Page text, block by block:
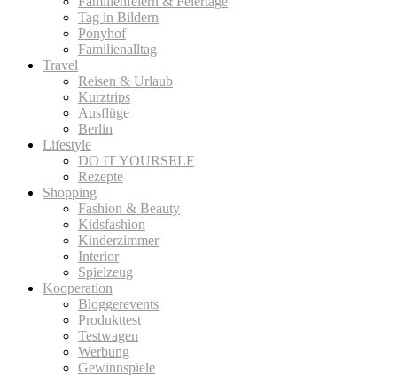
Tag in Bildern
Ponyhof
Familienalltag
Travel
Reisen & Urlaub
Kurztrips
Ausflüge
Berlin
Lifestyle
DO IT YOURSELF
Rezepte
Shopping
Fashion & Beauty
Kidsfashion
Kinderzimmer
Interior
Spielzeug
Kooperation
Bloggerevents
Produkttest
Testwagen
Werbung
Gewinnspiele